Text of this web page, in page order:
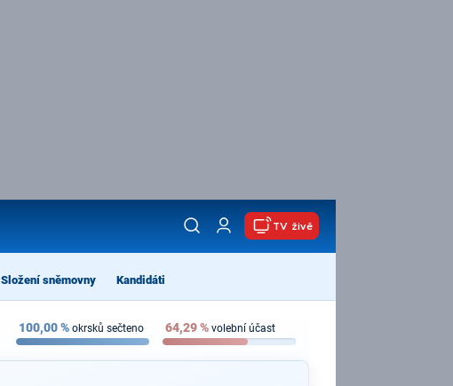
TV živě
Složení sněmovny Kandidáti
100,00% okrsků sečteno 64,29% volební účast